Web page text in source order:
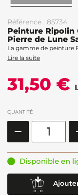
Référence : 85734
Peinture Ripolin
Pierre de Lune
La gamme de peinture
Lire la suite
31,50 €
QUANTITÉ
Disponible en